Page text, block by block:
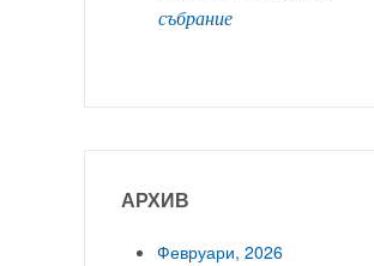
събрание
АРХИВ
Февруари, 2026